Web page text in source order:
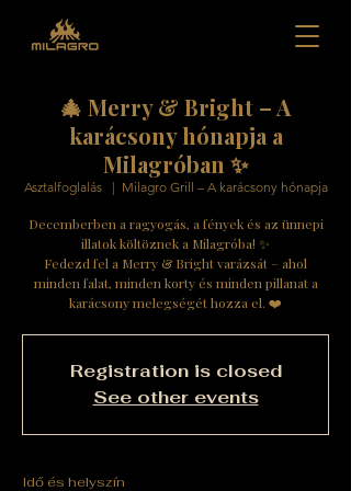
🎄 Merry & Bright – A
karácsony hónapja a
Milagróban ✨
Asztalfoglalás
  |
Milagro Grill – A karácsony hónapja
Decemberben a ragyogás, a fények és az ünnepi
illatok költöznek a Milagróba! ✨
Fedezd fel a Merry & Bright varázsát – ahol
minden falat, minden korty és minden pillanat a
karácsony melegségét hozza el. ❤️
Registration is closed
See other events
Idő és helyszín